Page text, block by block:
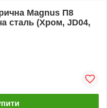
Magnus П8
сталь (Хром, JD04,